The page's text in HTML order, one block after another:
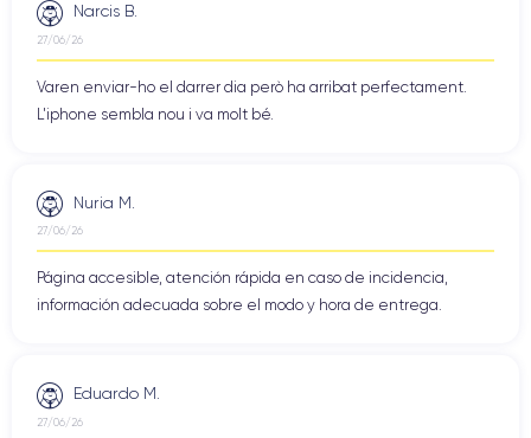
Narcis B.
27/06/26
Varen enviar-ho el darrer dia però ha arribat perfectament.
L'iphone sembla nou i va molt bé.
Nuria M.
27/06/26
Página accesible, atención rápida en caso de incidencia,
información adecuada sobre el modo y hora de entrega.
Eduardo M.
27/06/26